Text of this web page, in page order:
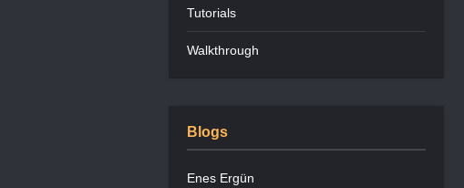
Tutorials
Walkthrough
Blogs
Enes Ergün